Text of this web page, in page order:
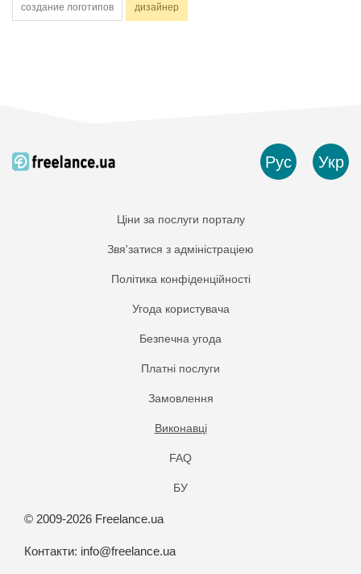
создание логотипов дизайнер
Рус Укр
Ціни за послуги порталу
Звя'затися з адміністраціею
Політика конфіденційності
Угода користувача
Безпечна угода
Платнi послуги
Замовлення
Виконавці
FAQ
БУ
© 2009-2026 Freelance.ua
Контакти: info@freelance.ua